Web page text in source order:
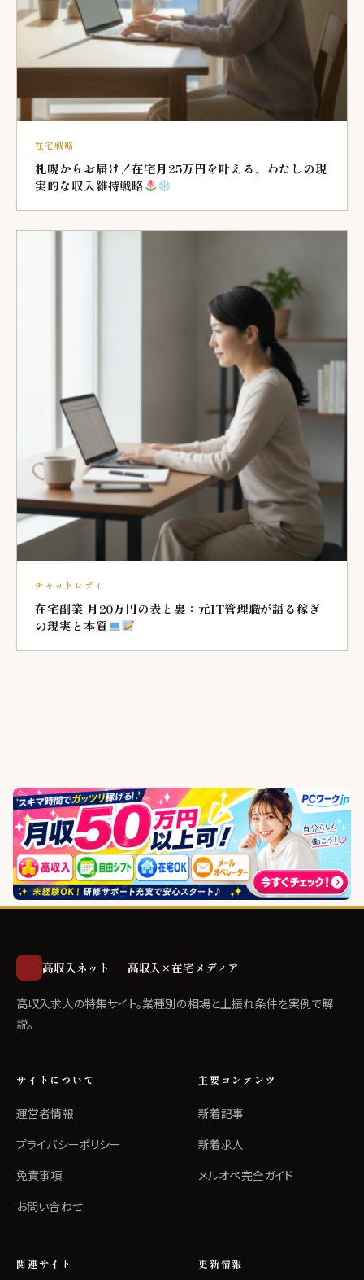
在宅戦略
札幌からお届け！在宅月25万円を叶える、わたしの現
実的な収入維持戦略
チャットレディ
在宅副業 月20万円の表と裏：元IT管理職が語る稼ぎ
の現実と本質
高収入ネット ｜ 高収入×在宅メディア
高収入求人の特集サイト。業種別の相場と上振れ条件を実例で解
説。
サイトについて
運営者情報
プライバシーポリシー
免責事項
お問い合わせ
主要コンテンツ
新着記事
新着求人
メルオペ完全ガイド
関連サイト 更新情報